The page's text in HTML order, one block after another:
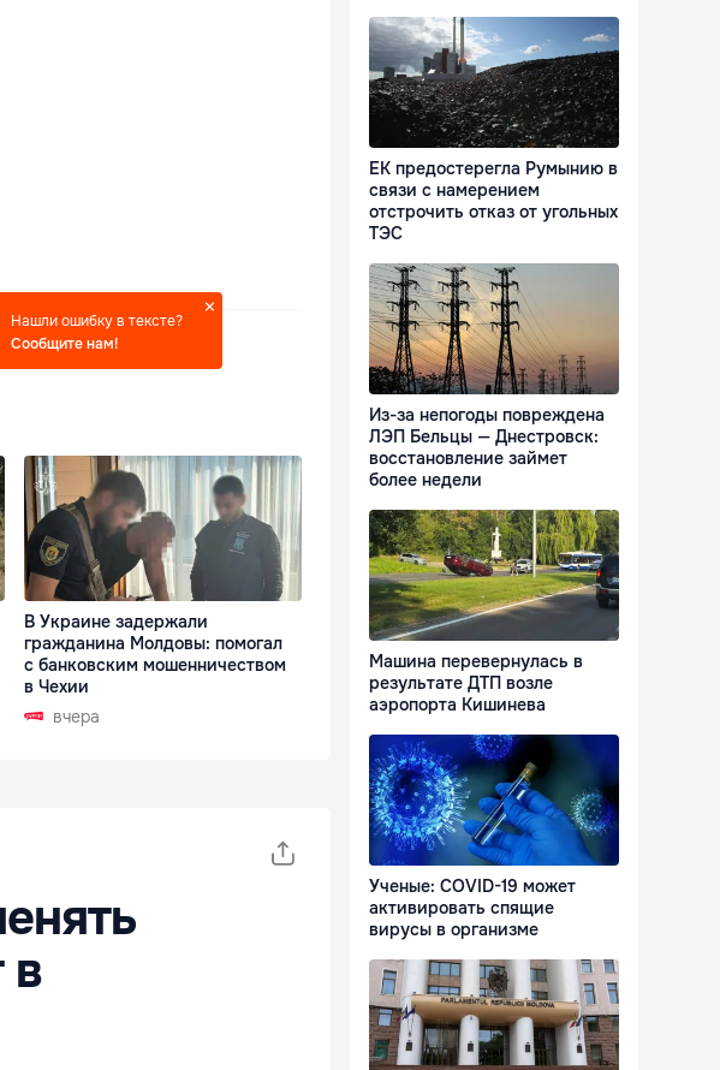
Нашли ошибку в тексте?
Сообщите нам!
В Украине задержали
гражданина Молдовы: помогал
с банковским мошенничеством
в Чехии
вчера
в
ЕК предостерегла Румынию в
связи с намерением
отстрочить отказ от угольных
ТЭС
Из-за непогоды повреждена
ЛЭП Бельцы — Днестровск:
восстановление займет
более недели
Машина перевернулась в
результате ДТП возле
аэропорта Кишинева
Ученые: COVID-19 может
активировать спящие
вирусы в организме